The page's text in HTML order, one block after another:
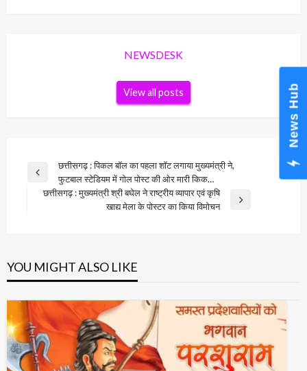
NEWSDESK
View all posts
Post
navigation
Previous
Post
छत्तीसगढ़ : पिकल बॉल का पहला शॉट लगाया मुख्यमंत्री ने,
फुटबाल स्टेडियम में गोल पोस्ट की ओर मारी किक…
छत्तीसगढ़ : मुख्यमंत्री श्री बघेल ने राष्ट्रीय व्यापार एवं कृषि
खाद्य मेला के पोस्टर का किया विमोचन
YOU MIGHT ALSO LIKE
News Hub